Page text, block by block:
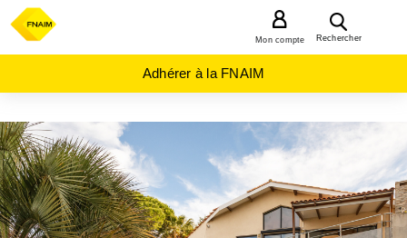
Rechercher
Mon compte
Adhérer à la FNAIM
ACHAT
MAISON
OCCITANIE
HERAULT
(34)